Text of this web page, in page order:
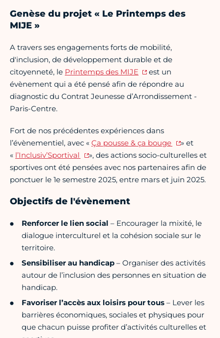
Genèse du projet « Le Printemps des
MIJE »
A travers ses engagements forts de mobilité,
d'inclusion, de développement durable et de
citoyenneté, le Printemps des MIJE
est un
évènement qui a été pensé afin de répondre au
diagnostic du Contrat Jeunesse d’Arrondissement -
Paris-Centre.
Fort de nos précédentes expériences dans
l’évènementiel, avec « Ça pousse & ça bouge
» et
« l’Inclusiv’Sportival
», des actions socio-culturelles et
sportives ont été pensées avec nos partenaires afin de
ponctuer le 1e semestre 2025, entre mars et juin 2025.
Objectifs de l'évènement
Renforcer le lien social – Encourager la mixité, le
dialogue interculturel et la cohésion sociale sur le
territoire.
Sensibiliser au handicap – Organiser des activités
autour de l’inclusion des personnes en situation de
handicap.
Favoriser l’accès aux loisirs pour tous – Lever les
barrières économiques, sociales et physiques pour
que chacun puisse profiter d’activités culturelles et